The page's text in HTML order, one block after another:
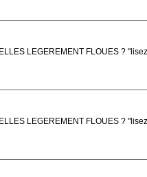
LEGEREMENT FLOUES ?
LEGEREMENT FLOUES ?